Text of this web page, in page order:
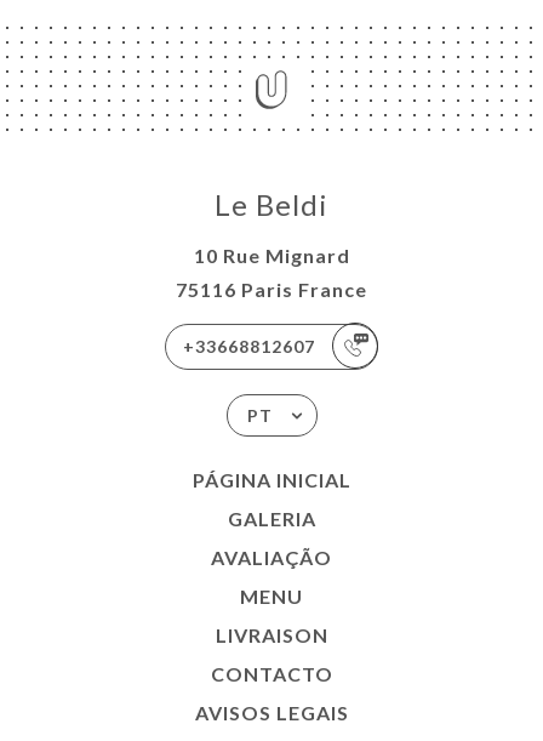
Le Beldi
10 Rue Mignard
75116 Paris France
+33668812607
PT
PÁGINA INICIAL
GALERIA
AVALIAÇÃO
MENU
LIVRAISON
CONTACTO
AVISOS LEGAIS